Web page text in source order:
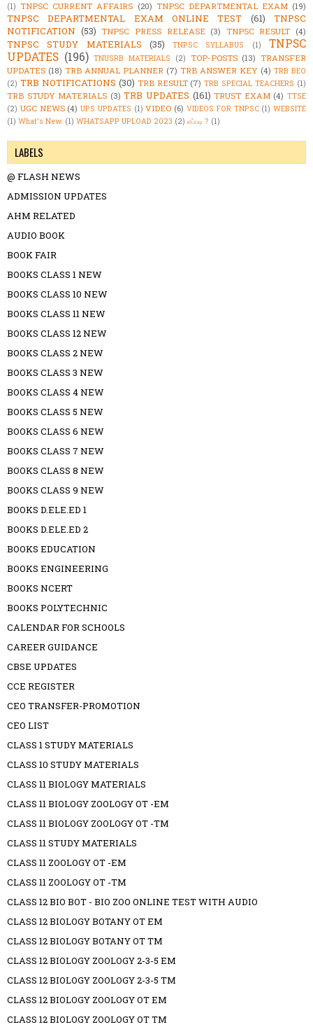
(1) TNPSC CURRENT AFFAIRS (20) TNPSC DEPARTMENTAL EXAM (19)
TNPSC DEPARTMENTAL EXAM ONLINE TEST (61)
TNPSC
NOTIFICATION (53) TNPSC PRESS RELEASE (3) TNPSC RESULT (4)
TNPSC STUDY MATERIALS (35) TNPSC SYLLABUS (1)
TNPSC
UPDATES (196) TNUSRB MATERIALS (2) TOP-POSTS (13) TRANSFER
UPDATES (18) TRB ANNUAL PLANNER (7) TRB ANSWER KEY (4) TRB BEO
(2) TRB NOTIFICATIONS (30) TRB RESULT (7) TRB SPECIAL TEACHERS (1)
TRB STUDY MATERIALS (3) TRB UPDATES (161) TRUST EXAM (4) TTSE
(2) UGC NEWS (4) UPS UPDATES (1) VIDEO (6) VIDEOS FOR TNPSC (1) WEBSITE
(1) What's New. (1) WHATSAPP UPLOAD 2023 (2) எப்படி ? (1)
LABELS
@ FLASH NEWS
ADMISSION UPDATES
AHM RELATED
AUDIO BOOK
BOOK FAIR
BOOKS CLASS 1 NEW
BOOKS CLASS 10 NEW
BOOKS CLASS 11 NEW
BOOKS CLASS 12 NEW
BOOKS CLASS 2 NEW
BOOKS CLASS 3 NEW
BOOKS CLASS 4 NEW
BOOKS CLASS 5 NEW
BOOKS CLASS 6 NEW
BOOKS CLASS 7 NEW
BOOKS CLASS 8 NEW
BOOKS CLASS 9 NEW
BOOKS D.ELE.ED 1
BOOKS D.ELE.ED 2
BOOKS EDUCATION
BOOKS ENGINEERING
BOOKS NCERT
BOOKS POLYTECHNIC
CALENDAR FOR SCHOOLS
CAREER GUIDANCE
CBSE UPDATES
CCE REGISTER
CEO TRANSFER-PROMOTION
CEO LIST
CLASS 1 STUDY MATERIALS
CLASS 10 STUDY MATERIALS
CLASS 11 BIOLOGY MATERIALS
CLASS 11 BIOLOGY ZOOLOGY OT -EM
CLASS 11 BIOLOGY ZOOLOGY OT -TM
CLASS 11 STUDY MATERIALS
CLASS 11 ZOOLOGY OT -EM
CLASS 11 ZOOLOGY OT -TM
CLASS 12 BIO BOT - BIO ZOO ONLINE TEST WITH AUDIO
CLASS 12 BIOLOGY BOTANY OT EM
CLASS 12 BIOLOGY BOTANY OT TM
CLASS 12 BIOLOGY ZOOLOGY 2-3-5 EM
CLASS 12 BIOLOGY ZOOLOGY 2-3-5 TM
CLASS 12 BIOLOGY ZOOLOGY OT EM
CLASS 12 BIOLOGY ZOOLOGY OT TM